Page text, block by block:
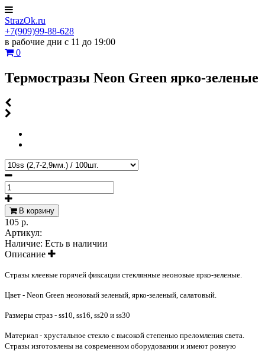
StrazOk.ru
+7(909)99-88-628
в рабочие дни с 11 до 19:00
0
Термостразы Neon Green ярко-зеленые
В корзину
105 р.
Артикул:
Наличие: Есть в наличии
Описание
Стразы клеевые горячей фиксации стеклянные неоновые ярко-зеленые.
Цвет - Neon Green неоновый зеленый, ярко-зеленый, салатовый.
Размеры страз - ss10, ss16, ss20 и ss30
Материал - хрустальное стекло с высокой степенью преломления света.
Стразы изготовлены на современном оборудовании и имеют ровную